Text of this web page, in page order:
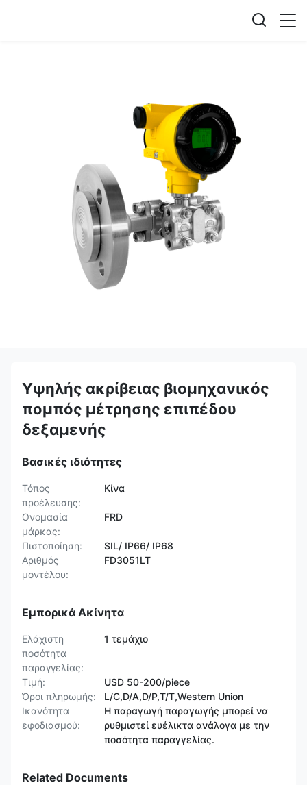
Υψηλής ακρίβειας βιομηχανικός
πομπός μέτρησης επιπέδου
δεξαμενής
Βασικές ιδιότητες
Τόπος
προέλευσης:
Κίνα
Ονομασία
μάρκας:
FRD
Πιστοποίηση:
SIL/ IP66/ IP68
Αριθμός
μοντέλου:
FD3051LT
Εμπορικά Ακίνητα
Ελάχιστη
ποσότητα
παραγγελίας:
1 τεμάχιο
Τιμή:
USD 50-200/piece
Όροι πληρωμής:
L/C,D/A,D/P,T/T,Western Union
Ικανότητα
εφοδιασμού:
Η παραγωγή παραγωγής μπορεί να
ρυθμιστεί ευέλικτα ανάλογα με την
ποσότητα παραγγελίας.
Related Documents